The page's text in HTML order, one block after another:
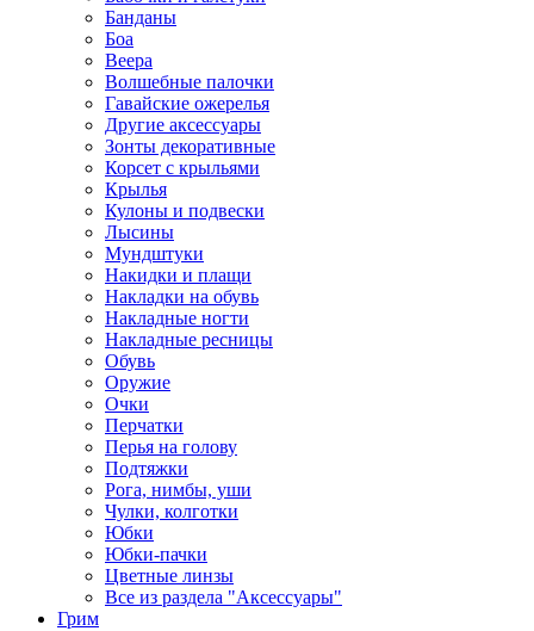
Банданы
Боа
Веера
Волшебные палочки
Гавайские ожерелья
Другие аксессуары
Зонты декоративные
Корсет с крыльями
Крылья
Кулоны и подвески
Лысины
Мундштуки
Накидки и плащи
Накладки на обувь
Накладные ногти
Накладные ресницы
Обувь
Оружие
Очки
Перчатки
Перья на голову
Подтяжки
Рога, нимбы, уши
Чулки, колготки
Юбки
Юбки-пачки
Цветные линзы
Все из раздела "Аксессуары"
Грим